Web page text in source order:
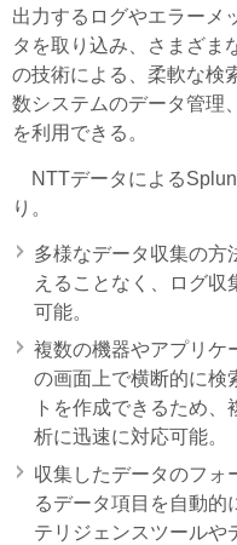
出力するログやエラーメ
タを取り込み、さまざま
の技術による、柔軟な検
数システムのデータ管理
を利用できる。
NTTデータによる
り。
多様なデータ収集の方
えることなく、ログ収
可能。
複数の機器やアプリケ
の画面上で横断的に検
トを作成できるため
析に迅速に対応可能。
収集したデータのフォ
るデータ項目を自動的
テリジェンスツールや